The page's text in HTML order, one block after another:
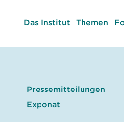
Das Institut Themen
Pressemitteilungen
Exponat